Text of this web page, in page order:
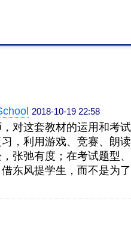
2018-10-19 22:58
对这套教材的运用和考
，利用游戏、竞赛、朗
张弛有度；在考试题型
东风提学生，而不是为